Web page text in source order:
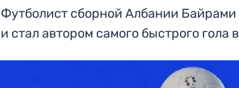
Футболист сборной Албании
и стал автором самого быстрого гола